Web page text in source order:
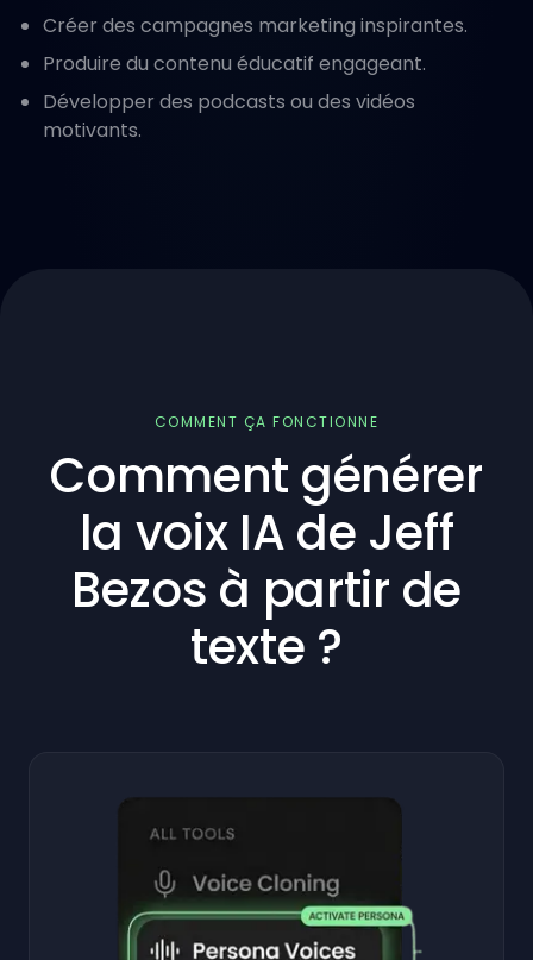
Créer des campagnes marketing inspirantes.
Produire du contenu éducatif engageant.
Développer des podcasts ou des vidéos
motivants.
COMMENT ÇA FONCTIONNE
Comment générer
la voix IA de Jeff
Bezos à partir de
texte ?